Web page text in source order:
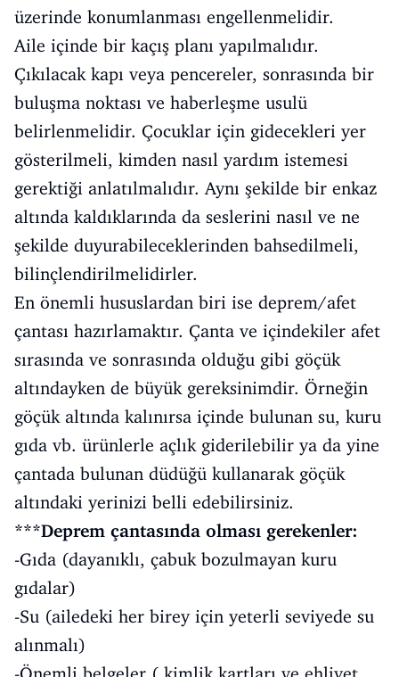
üzerinde konumlanması engellenmelidir.
Aile içinde bir kaçış planı yapılmalıdır.
Çıkılacak kapı veya pencereler, sonrasında bir
buluşma noktası ve haberleşme usulü
belirlenmelidir. Çocuklar için gidecekleri yer
gösterilmeli, kimden nasıl yardım istemesi
gerektiği anlatılmalıdır. Aynı şekilde bir enkaz
altında kaldıklarında da seslerini nasıl ve ne
şekilde duyurabileceklerinden bahsedilmeli,
bilinçlendirilmelidirler.
En önemli hususlardan biri ise deprem/afet
çantası hazırlamaktır. Çanta ve içindekiler afet
sırasında ve sonrasında olduğu gibi göçük
altındayken de büyük gereksinimdir. Örneğin
göçük altında kalınırsa içinde bulunan su, kuru
gıda vb. ürünlerle açlık giderilebilir ya da yine
çantada bulunan düdüğü kullanarak göçük
altındaki yerinizi belli edebilirsiniz.
***Deprem çantasında olması gerekenler:
-Gıda (dayanıklı, çabuk bozulmayan kuru
gıdalar)
-Su (ailedeki her birey için yeterli seviyede su
alınmalı)